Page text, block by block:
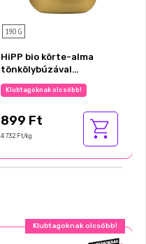
190 G
HiPP bio körte-alma
tönkölybúzával
bébidesszert 4 hónapos
kortól 190 g
Klubtagoknak olcsóbb!
899 Ft
4 732 Ft/kg
Klubtagoknak olcsóbb!